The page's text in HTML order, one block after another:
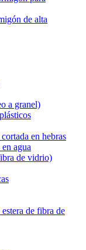
de alta
a granel)
en hebras
agua
de vidrio)
de fibra de